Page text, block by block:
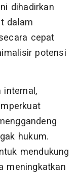
dihadirkan
dalam
cepat
potensi
internal,
hukum.
mendukung
meningkatkan